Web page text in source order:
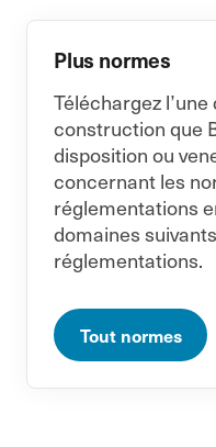
Plus normes
Téléchargez
construction que
disposition ou
concernant les
réglementations
domaines
réglementations.
Tout normes